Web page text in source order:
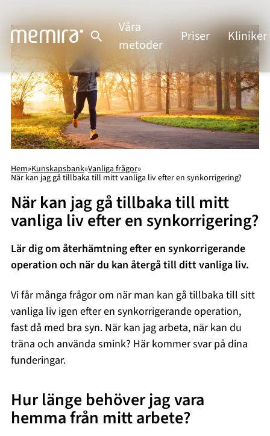
Våra
metoder
Priser Kliniker
Hem»Kunskapsbank»Vanliga frågor»
När kan jag gå tillbaka till mitt vanliga liv efter en synkorrigering?
När kan jag gå tillbaka till mitt
vanliga liv efter en synkorrigering?
Lär dig om återhämtning efter en synkorrigerande
operation och när du kan återgå till ditt vanliga liv.
Vi får många frågor om när man kan gå tillbaka till sitt
vanliga liv igen efter en synkorrigerande operation,
fast då med bra syn. När kan jag arbeta, när kan du
träna och använda smink? Här kommer svar på dina
funderingar.
Hur länge behöver jag vara
hemma från mitt arbete?